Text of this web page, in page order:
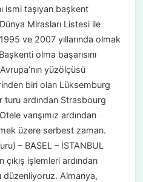
ismi taşıyan başkent
Mirasları Listesi ile
ve 2007 yıllarında olmak
olma başarısını
yüzölçüsü
biri olan Lüksemburg
turu ardından Strasbourg
varışımız ardından
üzere serbest zaman.
– BASEL – İSTANBUL
çıkış işlemleri ardından
Almanya,